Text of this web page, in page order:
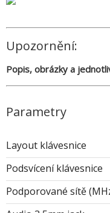
Upozornění:
Popis, obrázky a
Parametry
Layout klávesnice
Podsvícení klávesnice
Podporované sítě